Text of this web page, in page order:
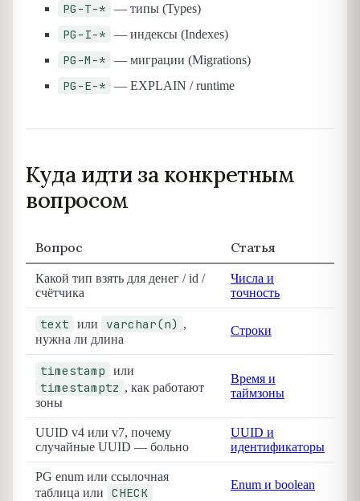
PG-T-* — типы (Types)
PG-I-* — индексы (Indexes)
PG-M-* — миграции (Migrations)
PG-E-* — EXPLAIN / runtime
Куда идти за конкретным
вопросом
Вопрос Статья
Какой тип взять для денег / id /
счётчика
Числа и
точность
text или varchar(n) ,
нужна ли длина
Строки
timestamp или
timestamptz , как работают
зоны
Время и
таймзоны
UUID v4 или v7, почему
случайные UUID — больно
UUID и
идентификаторы
PG enum или ссылочная
таблица или
CHECK
Enum и boolean